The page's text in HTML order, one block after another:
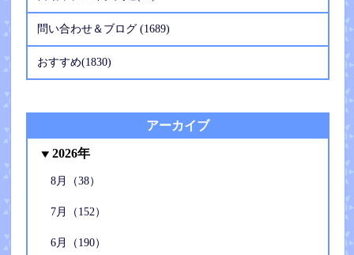
問い合わせ＆ブログ (1689)
おすすめ(1830)
アーカイブ
2026年
8月（38）
7月（152）
6月（190）